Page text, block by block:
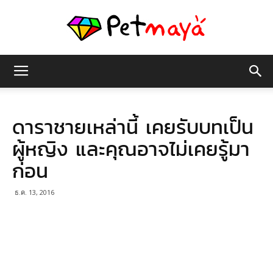
มายา
ดาราชายเหล่านี้ เคยรับบทเป็น
ผู้หญิง และคุณอาจไม่เคยรู้มา
ก่อน
ธ.ค. 13, 2016